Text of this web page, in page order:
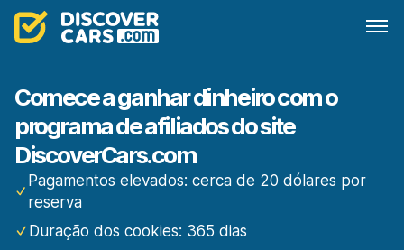
Comece a ganhar dinheiro com o
programa de afiliados do site
DiscoverCars.com
Pagamentos elevados: cerca de 20 dólares por
reserva
Duração dos cookies: 365 dias